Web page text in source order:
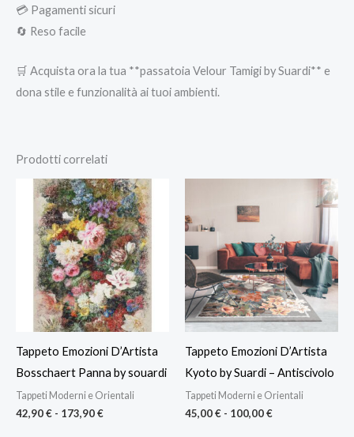
💳 Pagamenti sicuri
🔄 Reso facile
🛒 Acquista ora la tua **passatoia Velour Tamigi by Suardi** e
dona stile e funzionalità ai tuoi ambienti.
Prodotti correlati
Tappeto Emozioni D’Artista
Bosschaert Panna by souardi
Tappeti Moderni e Orientali
42,90€ - 173,90€
Fascia
di
prezzo:
da
42,90 €
a
173,90 €
Tappeto Emozioni D’Artista
Kyoto by Suardi – Antiscivolo
Tappeti Moderni e Orientali
45,00€ - 100,00€
45,00 €
a
100,00 €